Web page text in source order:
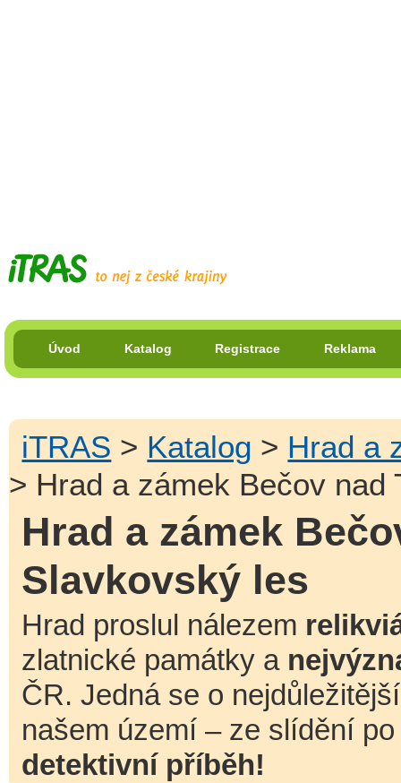
Úvod Katalog Registrace Reklama
iTRAS > Katalog > Hrad a
> Hrad a zámek Bečov nad
Hrad a zámek
Slavkovský les
Hrad proslul nálezem
zlatnické památky a
ČR. Jedná se o
našem území – ze slídění
detektivní příběh!